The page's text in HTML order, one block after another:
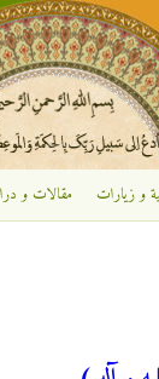
تجاوز إلى المحتوى الرئيسي
و زيارات مقالات و